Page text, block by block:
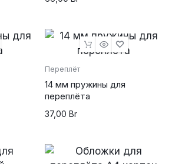
powered by
Переплёт
14 мм пружины для
переплёта
37,00 Br